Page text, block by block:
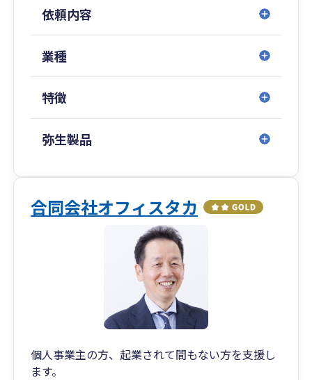
■【全国14拠点】※オンラインの場合は全国対応
東京都（池袋）／神奈川県（横浜）／山梨県（甲
府）／大阪府／
州）／佐賀県／
長崎県／埼玉県（川越）／千葉県／愛知県（名古
屋）／沖縄県（那覇）
金融機関をはじめ、各業界で相続や事業承継に関
するセミナー講演実績も多数ございます。
また、著書はAmazon税法部門で1位を獲得する
等、高い専門性を誇ります。
依頼内容
業種
特徴
弥生製品
合同会社オフィスタカ
個人事業主の方、起業されて間もない方を支援し
ます。